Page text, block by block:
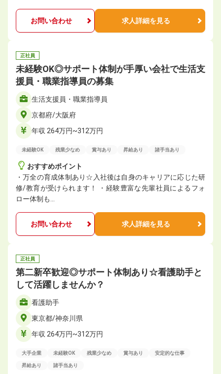
お問い合わせ 求人詳細を見る
正社員
未経験OK◎サポート体制が手厚い会社で生活支
援員・職業指導員の募集
生活支援員・職業指導員
京都府/大阪府
年収 264万円~312万円
未経験OK 残業少なめ 賞与あり 昇給あり 諸手当あり
おすすめポイント
・万全の育成体制あり☆入社後は自身のキャリアに応じた研
修/教育が受けられます！ ・経験豊富な先輩社員によるフォ
ロー体制も…
お問い合わせ 求人詳細を見る
正社員
第二新卒歓迎◎サポート体制あり☆看護助手と
して活躍しませんか？
看護助手
東京都/神奈川県
年収 264万円~312万円
大手企業 未経験OK 残業少なめ 賞与あり 安定的な仕事
昇給あり 諸手当あり